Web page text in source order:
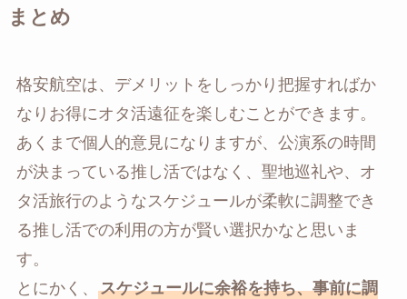
まとめ
格安航空は、デメリットをしっかり把握すればか
なりお得にオタ活遠征を楽しむことができます。
あくまで個人的意見になりますが、公演系の時間
が決まっている推し活ではなく、聖地巡礼や、オ
タ活旅行のようなスケジュールが柔軟に調整でき
る推し活での利用の方が賢い選択かなと思いま
す。
とにかく、 スケジュールに余裕を持ち、事前に調